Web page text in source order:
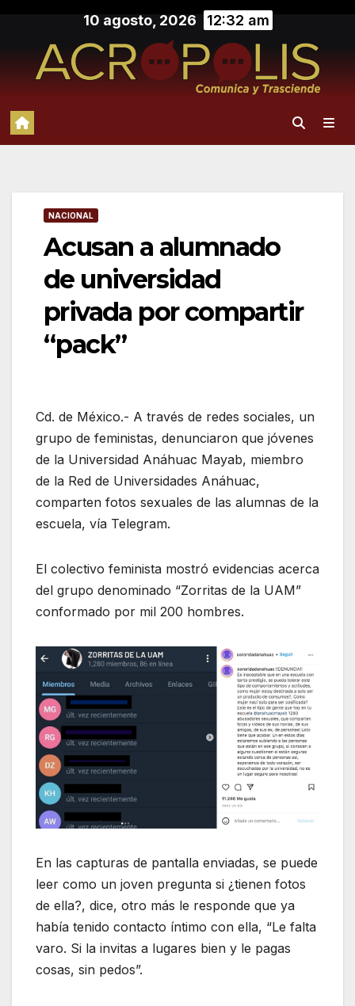
contenido
10 agosto, 2026 12:32 am
NACIONAL
Acusan a alumnado
de universidad
privada por compartir
“pack”
Cd. de México.- A través de redes sociales, un
grupo de feministas, denunciaron que jóvenes
de la Universidad Anáhuac Mayab, miembro
de la Red de Universidades Anáhuac,
comparten fotos sexuales de las alumnas de la
escuela, vía Telegram.
El colectivo feminista mostró evidencias acerca
del grupo denominado “Zorritas de la UAM”
conformado por mil 200 hombres.
En las capturas de pantalla enviadas, se puede
leer como un joven pregunta si ¿tienen fotos
de ella?, dice, otro más le responde que ya
había tenido contacto íntimo con ella, “Le falta
varo. Si la invitas a lugares bien y le pagas
cosas, sin pedos”.